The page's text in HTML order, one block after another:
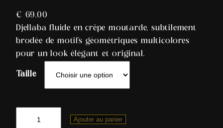
€ 69,00
Djellaba fluide en crêpe moutarde, subtilement
brodée de motifs géométriques multicolores
pour un look élégant et original.
Taille
Ajouter au panier